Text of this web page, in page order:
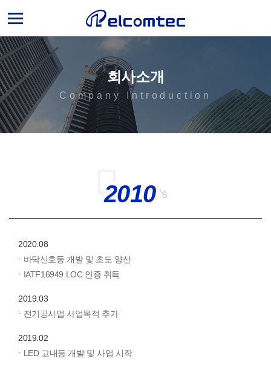
엘
컴
텍
Company Introduction
회사소개
2010 's
2020.08
ㆍ바닥신호등 개발 및 초도 양산
ㆍIATF16949 LOC 인증 취득
2019.03
ㆍ전기공사업 사업목적 추가
2019.02
ㆍLED 고내등 개발 및 사업 시작